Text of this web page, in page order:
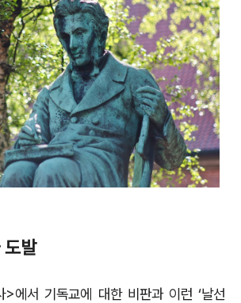
도발
에서 기독교에 대한 비판과 이런 ‘날선